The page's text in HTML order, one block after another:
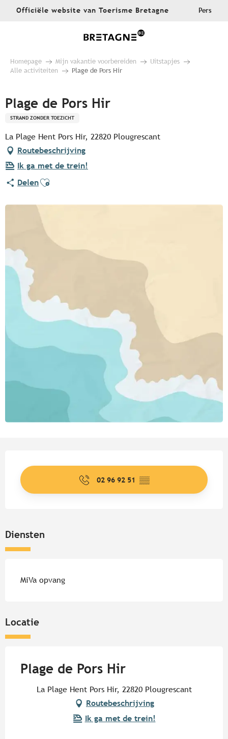
AllerOfficiële website van Toerisme Bretagne Pers
Homepage Mijn vakantie voorbereiden
Uitstapjes
Alle activiteiten
Plage de Pors Hir
Plage de Pors Hir
STRAND ZONDER TOEZICHT
La Plage Hent Pors Hir, 22820 Plougrescant
Routebeschrijving
Ik ga met de trein!
DelenAjouter aux favoris
02 96 92 51 ▒▒
Diensten
MiVa opvang
Locatie
Plage de Pors Hir
La Plage Hent Pors Hir, 22820 Plougrescant
Routebeschrijving
Ik ga met de trein!